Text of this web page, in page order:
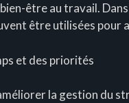
être au travail.
être utilisées pour
et des priorités
la gestion du